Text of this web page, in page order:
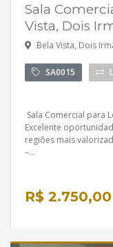
Sala
Vista, Dois
Bela Vista, Dois
SA0015
Sala Comercial para
Excelente
regiões mais
–...
R$ 2.750,00